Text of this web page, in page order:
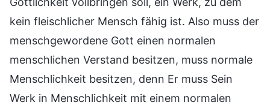
kein fleischlicher Mensch fähig ist. Also muss der
menschgewordene Gott einen normalen
menschlichen Verstand besitzen, muss normale
Menschlichkeit besitzen, denn Er muss Sein
Werk in Menschlichkeit mit einem normalen